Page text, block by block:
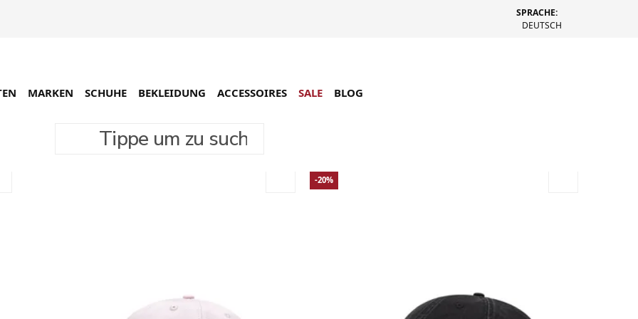
SPRACHE:
DEUTSCH
Tippe um zu suchen
MARKEN SCHUHE BEKLEIDUNG ACCESSOIRES SALE BLOG
-20%